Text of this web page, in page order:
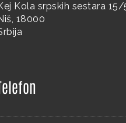
Kola srpskih sestara 15/
18000